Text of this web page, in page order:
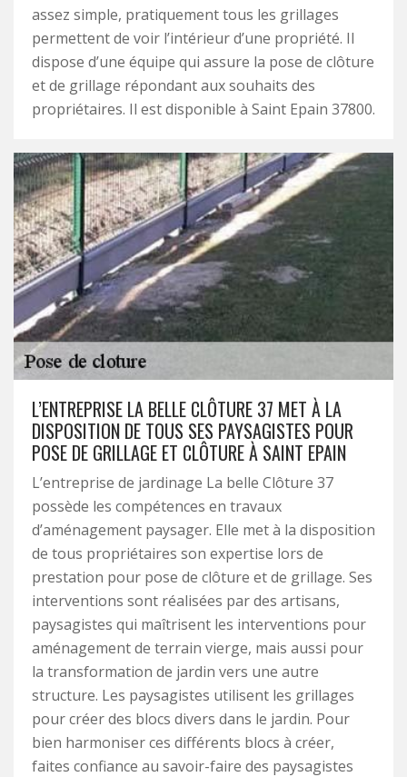
assez simple, pratiquement tous les grillages
permettent de voir l’intérieur d’une propriété. Il
dispose d’une équipe qui assure la pose de clôture
et de grillage répondant aux souhaits des
propriétaires. Il est disponible à Saint Epain 37800.
L’ENTREPRISE LA BELLE CLÔTURE 37 MET À LA
DISPOSITION DE TOUS SES PAYSAGISTES POUR
POSE DE GRILLAGE ET CLÔTURE À SAINT EPAIN
L’entreprise de jardinage La belle Clôture 37
possède les compétences en travaux
d’aménagement paysager. Elle met à la disposition
de tous propriétaires son expertise lors de
prestation pour pose de clôture et de grillage. Ses
interventions sont réalisées par des artisans,
paysagistes qui maîtrisent les interventions pour
aménagement de terrain vierge, mais aussi pour
la transformation de jardin vers une autre
structure. Les paysagistes utilisent les grillages
pour créer des blocs divers dans le jardin. Pour
bien harmoniser ces différents blocs à créer,
faites confiance au savoir-faire des paysagistes